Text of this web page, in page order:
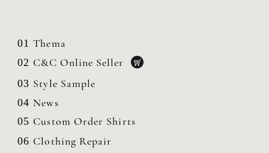
01 Thema
02 C&C Online Seller
03 Style Sample
04 News
05 Custom Order Shirts
06 Clothing Repair